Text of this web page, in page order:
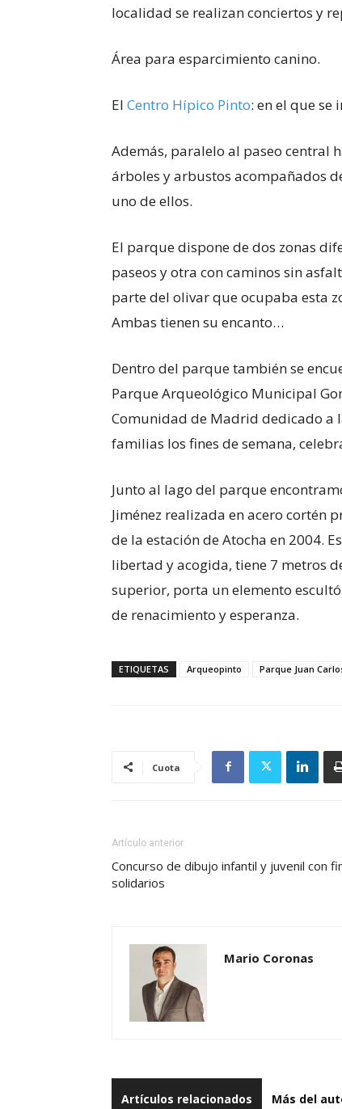
localidad se realizan conciertos y
Área para esparcimiento canino.
El Centro Hípico Pinto: en el que se
Además, paralelo al paseo central
árboles y arbustos acompañados
uno de ellos.
El parque dispone de dos zonas
paseos y otra con caminos sin
parte del olivar que ocupaba esta
Ambas tienen su encanto…
Dentro del parque también se
Parque Arqueológico Municipal
Comunidad de Madrid dedicado a
familias los fines de semana,
Junto al lago del parque
Jiménez realizada en acero cortén
de la estación de Atocha en 2004.
libertad y acogida, tiene 7 metros
superior, porta un elemento
de renacimiento y esperanza.
ETIQUETAS Arqueopinto Parque Juan
Cuota
Artículo anterior
Concurso de dibujo infantil y juvenil con
solidarios
Mario Coronas
Artículos relacionados Más del